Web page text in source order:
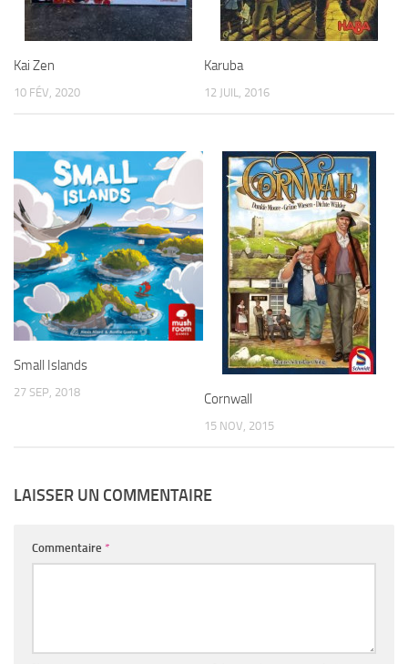
Kai Zen
10 FÉV, 2020
Karuba
12 JUIL, 2016
Small Islands
27 SEP, 2018 Cornwall
15 NOV, 2015
LAISSER UN COMMENTAIRE
Commentaire *